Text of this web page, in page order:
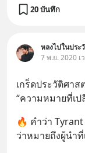
20 บันทึก
หลงไปในประ
7 พ.ย. 2020 เ
เกร็ดประวัติศาส
“ความหมายที่เ
🔥 คำว่า
ว่าหมายถึงผู้นำที่